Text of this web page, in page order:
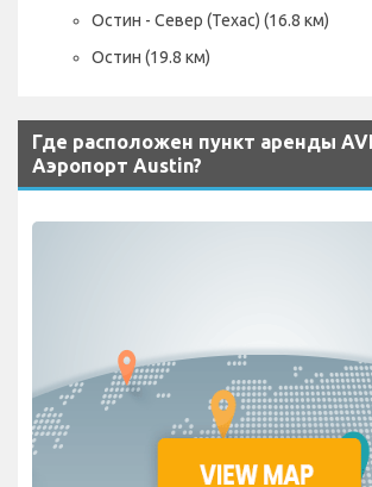
Остин - Север (Техас) (16.8 км)
Остин (19.8 км)
Где расположен пункт аренды
Аэропорт Austin?